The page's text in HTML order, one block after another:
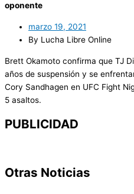
oponente
marzo 19, 2021
By Lucha Libre Online
Brett Okamoto confirma que TJ
años de suspensión y se
Cory Sandhagen en UFC Fight
5 asaltos.
PUBLICIDAD
Otras Noticias